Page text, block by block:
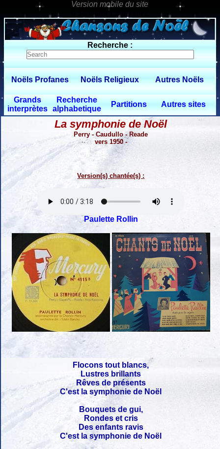
0 $limitbot 1 $limittot 2
Recherche :
Noëls Profanes Noëls Religieux Autres Noëls
Grands
interprètes
Recherche
alphabetique
Partitions Autres sites
La symphonie de Noël
Perry - Caudullo - Reade
vers 1950 -
Version(s) chantée(s) :
Paulette Rollin
Flocons tout blancs,
Lustres brillants
Rêves de présents
C'est la symphonie de Noël
Bouquets de gui,
Rondes et cris
Des enfants ravis
C'est la symphonie de Noël